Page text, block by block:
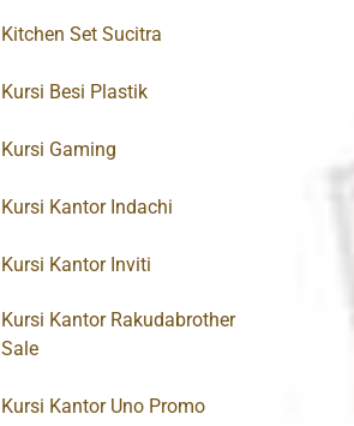
Kitchen Set Sucitra
Kursi Besi Plastik
Kursi Gaming
Kursi Kantor Indachi
Kursi Kantor Inviti
Kursi Kantor Rakudabrother
Sale
Kursi Kantor Uno Promo